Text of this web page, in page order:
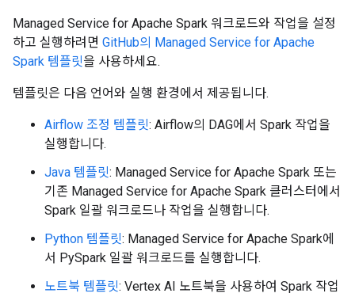
Managed Service for Apache Spark 워크로드와 작업을 설정
하고 실행하려면 GitHub의 Managed Service for Apache
Spark 템플릿을 사용하세요.
템플릿은 다음 언어와 실행 환경에서 제공됩니다.
Airflow 조정 템플릿: Airflow의 DAG에서 Spark 작업을
실행합니다.
Java 템플릿: Managed Service for Apache Spark 또는
기존 Managed Service for Apache Spark 클러스터에서
Spark 일괄 워크로드나 작업을 실행합니다.
Python 템플릿: Managed Service for Apache Spark에
서 PySpark 일괄 워크로드를 실행합니다.
노트북 템플릿: Vertex AI 노트북을 사용하여 Spark 작업